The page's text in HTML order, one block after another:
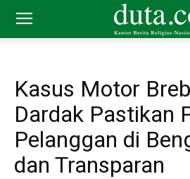
Kasus Motor
Dardak Pastikan
Pelanggan di
dan Transparan